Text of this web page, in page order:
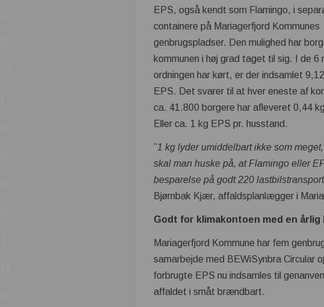
EPS, også kendt som Flamingo, i
containere på Mariagerfjord Kommunes
genbrugspladser. Den mulighed har
kommunen i høj grad taget til sig. I de 6
ordningen har kørt, er der indsamlet
EPS. Det svarer til at hver eneste af
ca. 41.800 borgere har afleveret 0,44
Eller ca. 1 kg EPS pr. husstand.
”1 kg lyder umiddelbart ikke som
skal man huske på, at Flamingo eller
besparelse på godt 220
Bjørnbak Kjær, affaldsplanlægger i
Godt for klimakontoen med en årlig
Mariagerfjord Kommune har fem
samarbejde med BEWiSynbra Circular
forbrugte EPS nu indsamles til
affaldet i småt brændbart.